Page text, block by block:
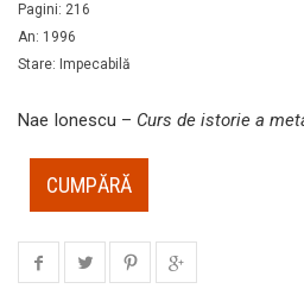
Pagini: 216
An: 1996
Stare: Impecabilă
Nae Ionescu – Curs de istorie a
CUMPĂRĂ